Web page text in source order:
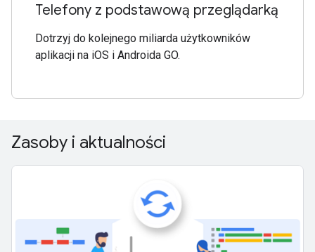
Telefony z podstawową przeglądarką
Dotrzyj do kolejnego miliarda użytkowników
aplikacji na iOS i Androida GO.
Zasoby i aktualności